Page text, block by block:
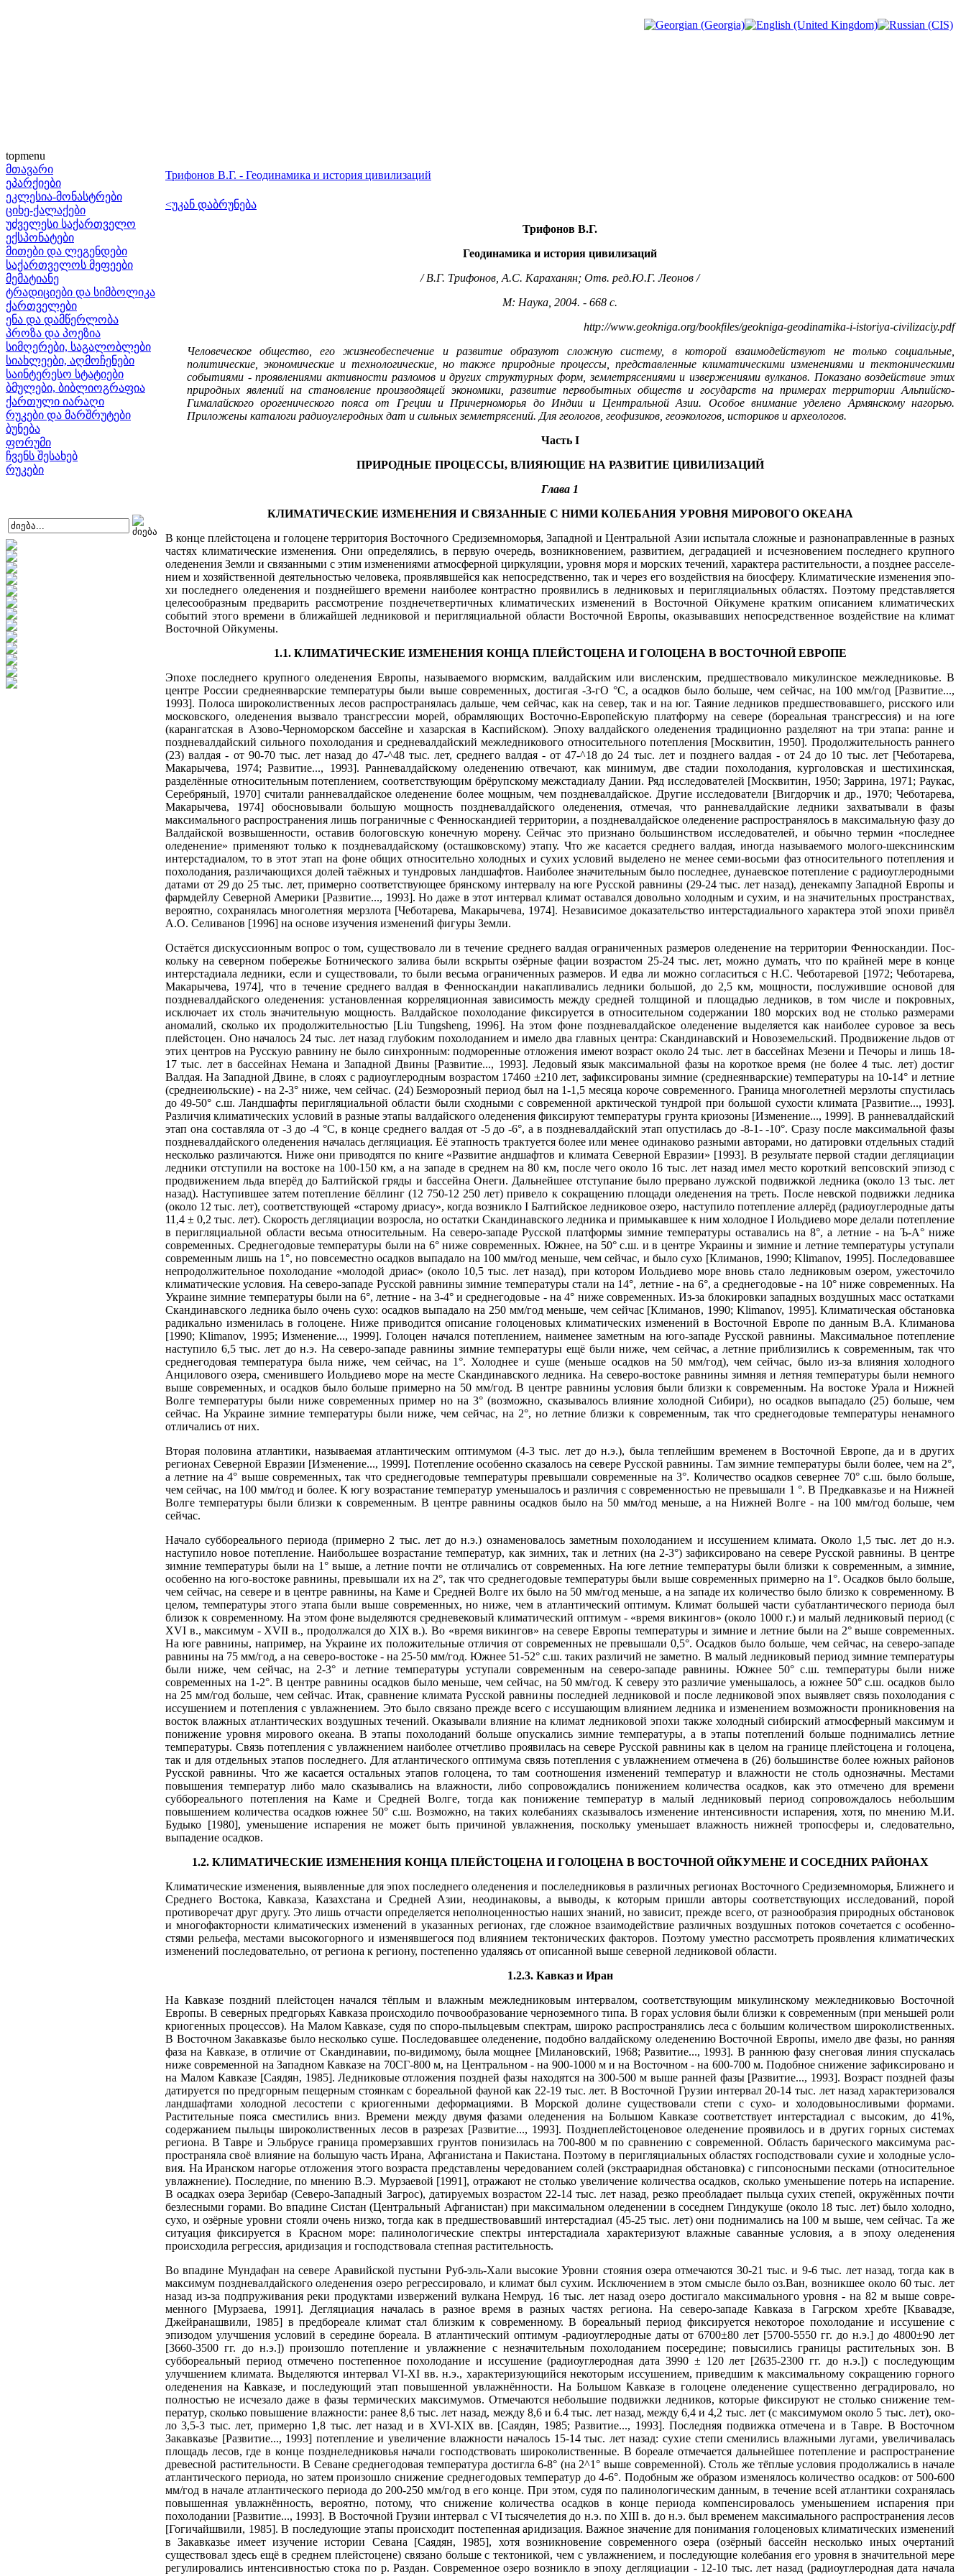
topmenu
მთავარი
ეპარქიები
ეკლესია-მონასტრები
ციხე-ქალაქები
უძველესი საქართველო
ექსპონატები
მითები და ლეგენდები
საქართველოს მეფეები
მემატიანე
ტრადიციები და სიმბოლიკა
ქართველები
ენა და დამწერლობა
პროზა და პოეზია
სიმღერები, საგალობლები
სიახლეები, აღმოჩენები
საინტერესო სტატიები
ბმულები, ბიბლიოგრაფია
ქართული იარაღი
რუკები და მარშრუტები
ბუნება
ფორუმი
ჩვენს შესახებ
რუკები
Трифонов В.Г. - Геодинамика и история цивилизаций
<უკან დაბრუნება
Трифонов В.Г.
Геодинамика и история цивилизаций
/ В.Г. Трифонов, А.С. Караханян; Отв. ред.Ю.Г. Леонов /
М: Наука, 2004. - 668 с.
http://www.geokniga.org/bookfiles/geokniga-geodinamika-i-istoriya-civilizaciy.pdf
Человеческое общество, его жизнеобеспечение и развитие образуют сложную систему, в которой взаимодействуют не только социальные,
политические, экономические и технологические, но также природные процессы, представленные климатическими изменениями и тектоническими
событиями - проявлениями активности разломов и других структурных форм, землетрясениями и извержениями вул­канов. Показано воздействие этих
природных явлений на становление производящей экономики, разви­тие первобытных обществ и государств на примерах территории Альпийско-
Гималайского орогенического пояса от Греции и Причерноморья до Индии и Центральной Азии. Особое внимание уделено Ар­мянскому нагорью.
Приложены каталоги радиоуглеродных дат и сильных землетрясений. Для геологов, геофизиков, геоэкологов, историков и археологов.
Часть I
ПРИРОДНЫЕ ПРОЦЕССЫ, ВЛИЯЮЩИЕ НА РАЗВИТИЕ ЦИВИЛИЗАЦИЙ
Глава 1
КЛИМАТИЧЕСКИЕ ИЗМЕНЕНИЯ И СВЯЗАННЫЕ С НИМИ КОЛЕБАНИЯ УРОВНЯ МИРОВОГО ОКЕАНА
В конце плейстоцена и голоцене территория Восточного Средиземноморья, Западной и Центральной Азии испытала сложные и разнонаправленные в раз­ных
частях климатические изменения. Они определялись, в первую очередь, возникновением, развитием, деградацией и исчезновением последнего крупного
оледенения Земли и связанными с этим изменениями атмосферной циркуляции, уровня моря и морских течений, характера растительности, а позднее расселе­
нием и хозяйственной деятельностью человека, проявлявшейся как непосредст­венно, так и через его воздействия на биосферу. Климатические изменения эпо­
хи последнего оледенения и позднейшего времени наиболее контрастно прояви­лись в ледниковых и перигляциальных областях. Поэтому представляется
целе­сообразным предварить рассмотрение позднечетвертичных климатических из­менений в Восточной Ойкумене кратким описанием климатических
событий этого времени в ближайшей ледниковой и перигляциальной области Восточной Европы, оказывавших непосредственное воздействие на климат
Восточной Ой­кумены.
1.1. КЛИМАТИЧЕСКИЕ ИЗМЕНЕНИЯ КОНЦА ПЛЕЙСТОЦЕНА И ГОЛОЦЕНА В ВОСТОЧНОЙ ЕВРОПЕ
Эпохе последнего крупного оледенения Европы, называемого вюрмским, валдайским или висленским, предшествовало микулинское межледни­ковье. В
центре России среднеянварские температуры были выше современ­ных, достигая -3-гО °С, а осадков было больше, чем сейчас, на 100 мм/год [Развитие...,
1993]. Полоса широколиственных лесов распространялась дальше, чем сейчас, как на север, так и на юг. Таяние ледников предшествовав­шего, рисского или
московского, оледенения вызвало трансгрессии морей, обрамляющих Восточно-Европейскую платформу на севере (бореальная трансгрессия) и на юге
(карангатская в Азово-Черноморском бассейне и ха­зарская в Каспийском). Эпоху валдайского оледенения традиционно разделяют на три этапа: ранне и
поздневалдайский сильного похолодания и средневалдайский межледниково­го относительного потепления [Москвитин, 1950]. Продолжительность раннего
(23) валдая - от 90-70 тыс. лет назад до 47-^48 тыс. лет, среднего валдая - от 47-^18 до 24 тыс. лет и позднего валдая - от 24 до 10 тыс. лет [Чеботарева,
Макарычева, 1974; Развитие..., 1993]. Ранневалдайскому оледенению отвечают, как мини­мум, две стадии похолодания, курголовская и шестихинская,
разделённые относительным потеплением, соответствующим брёрупскому межстадиалу Дании. Ряд исследователей [Москвитин, 1950; Заррина, 1971; Раукас,
Серебряный, 1970] считали ранневалдайское оледенение более мощным, чем поздневалдай­ское. Другие исследователи [Вигдорчик и др., 1970; Чеботарева,
Макарычева, 1974] обосновывали большую мощность поздневалдайского оледенения, отме­чая, что ранневалдайские ледники захватывали в фазы
максимального распро­странения лишь пограничные с Фенноскандией территории, а поздневалдайское оледенение распространялось в максимальную фазу до
Валдайской возвышенности, оставив бологовскую конечную морену. Сейчас это признано большин­ством исследователей, и обычно термин «последнее
оледенение» применяют только к поздневалдайскому (осташковскому) этапу. Что же касается среднего валдая, иногда называемого молого-шекснинским
интерстадиалом, то в этот этап на фоне общих относительно холодных и сухих условий выделено не менее семи-восьми фаз относительного потеп­ления и
похолодания, различающихся долей таёжных и тундровых ландшаф­тов. Наиболее значительным было последнее, дунаевское потепление с ра­диоуглеродными
датами от 29 до 25 тыс. лет, примерно соответствующее брянскому интервалу на юге Русской равнины (29-24 тыс. лет назад), денекампу Западной Европы и
фармдейлу Северной Америки [Развитие..., 1993]. Но даже в этот интервал климат оставался довольно холодным и сухим, и на значительных пространствах,
вероятно, сохранялась многолетняя мерзлота [Чеботарева, Макарычева, 1974]. Независимое доказательство интерстади­ального характера этой эпохи привёл
А.О. Селиванов [1996] на основе изуче­ния изменений фигуры Земли.
Остаётся дискуссионным вопрос о том, существовало ли в течение среднего валдая ограниченных размеров оледенение на территории Фенноскандии. Пос­
кольку на северном побережье Ботнического залива были вскрыты озёрные фации возрастом 25-24 тыс. лет, можно думать, что по крайней мере в конце
интерстадиала ледники, если и существовали, то были весьма ограниченных раз­меров. И едва ли можно согласиться с Н.С. Чеботаревой [1972; Чеботарева,
Ма­карычева, 1974], что в течение среднего валдая в Фенноскандии накапливались ледники большой, до 2,5 км, мощности, послужившие основой для
поздневалдайского оледенения: установленная корреляционная зависимость между сред­ней толщиной и площадью ледников, в том числе и покровных,
исключает их столь значительную мощность. Валдайское похолодание фиксируется в относительном содержании 180 морских вод не столько размерами
аномалий, сколько их продолжительностью [Liu Tungsheng, 1996]. На этом фоне поздневалдайское оледенение выделяется как наиболее суровое за весь
плейстоцен. Оно началось 24 тыс. лет назад глу­боким похолоданием и имело два главных центра: Скандинавский и Новоземельский. Продвижение льдов от
этих центров на Русскую равнину не было синхронным: подморенные отложения имеют возраст около 24 тыс. лет в бассейнах Мезени и Печоры и лишь 18-
17 тыс. лет в бассейнах Немана и Западной Двины [Развитие..., 1993]. Ледовый язык максимальной фазы на короткое вре­мя (не более 4 тыс. лет) достиг
Валдая. На Западной Двине, в слоях с радиоуг­леродным возрастом 17460 ±210 лет, зафиксированы зимние (среднеянварские) температуры на 10-14° и летние
(среднеиюльские) - на 2-3° ниже, чем сейчас. (24) Безморозный период был на 1-1,5 месяца короче современного. Граница мно­голетней мерзлоты спустилась
до 49-50° с.ш. Ландшафты перигляциальной об­ласти были сходными с современной арктической тундрой при большой сухости климата [Развитие..., 1993].
Различия климатических условий в разные этапы валдайского оледенения фиксируют температуры грунта криозоны [Изменение..., 1999]. В ранневалдай­ский
этап она составляла от -3 до -4 °С, в конце среднего валдая от -5 до -6°, а в поздневалдайский этап опустилась до -8-1- -10°. Сразу после максимальной фазы
поздневалдайского оледенения началась дегляциация. Её этапность трактуется более или менее одинаково разными ав­торами, но датировки отдельных стадий
несколько различаются. Ниже они при­водятся по книге «Развитие андшафтов и климата Северной Евразии» [1993]. В результате первой стадии дегляциации
ледники отступили на востоке на 100-150 км, а на западе в среднем на 80 км, после чего около 16 тыс. лет назад имел место короткий вепсовский эпизод с
продвижением льда вперёд до Бал­тийской гряды и бассейна Онеги. Дальнейшее отступание было прервано лужской подвижкой ледника (около 13 тыс. лет
назад). Наступившее затем потеп­ление бёллинг (12 750-12 250 лет) привело к сокращению площади оледенения на треть. После невской подвижки ледника
(около 12 тыс. лет), соответствую­щей «старому дриасу», когда возникло I Балтийское ледниковое озеро, наступи­ло потепление аллерёд (радиоуглеродные даты
11,4 ± 0,2 тыс. лет). Скорость дегляциации возросла, но остатки Скандинавского ледника и примыкавшее к ним холодное I Иольдиево море делали потепление
в перигляциальной области весьма относительным. На северо-западе Русской платформы зимние темпера­туры оставались на 8°, а летние - на Ъ-А° ниже
современных. Среднегодовые температуры были на 6° ниже современных. Южнее, на 50° с.ш. и в центре Украины и зимние и летние температуры уступали
современным лишь на 1°, но повсеместно осадков выпадало на 100 мм/год меньше, чем сейчас, и было сухо [Климанов, 1990; Klimanov, 1995]. Последовавшее
непродолжительное похоло­дание «молодой дриас» (около 10,5 тыс. лет назад), при котором Иольдиево мо­ре вновь стало ледниковым озером, ужесточило
климатические условия. На се­веро-западе Русской равнины зимние температуры стали на 14°, летние - на 6°, а среднегодовые - на 10° ниже современных. На
Украине зимние температуры были на 6°, летние - на 3-4° и среднегодовые - на 4° ниже современных. Из-за блокировки западных воздушных масс остатками
Скандинавского ледника бы­ло очень сухо: осадков выпадало на 250 мм/год меньше, чем сейчас [Климанов, 1990; Klimanov, 1995]. Климатическая обстановка
радикально изменилась в голоцене. Ниже при­водится описание голоценовых климатических изменений в Восточной Европе по данным В.А. Климанова
[1990; Klimanov, 1995; Изменение..., 1999]. Голоцен начался потеплением, наименее заметным на юго-западе Русской равнины. Максимальное потепление
наступило 6,5 тыс. лет до н.э. На северо-за­паде равнины зимние температуры ещё были ниже, чем сейчас, а летние приблизились к современным, так что
среднегодовая температура была ниже, чем сейчас, на 1°. Холоднее и суше (меньше осадков на 50 мм/год), чем сейчас, бы­ло из-за влияния холодного
Анцилового озера, сменившего Иольдиево море на месте Скандинавского ледника. На северо-востоке равнины зимняя и летняя температуры были немного
выше современных, и осадков было больше при­мерно на 50 мм/год. В центре равнины условия были близки к современным. На востоке Урала и Нижней
Волге температуры были ниже современных пример­ но на 3° (возможно, сказывалось влияние холодной Сибири), но осадков выпадало­ (25) больше, чем
сейчас. На Украине зимние температуры были ниже, чем сей­час, на 2°, но летние близки к современным, так что среднегодовые температу­ры ненамного
отличались от них.
Вторая половина атлантики, называемая атлантическим оптимумом (4-3 тыс. лет до н.э.), была теплейшим временем в Восточной Европе, да и в других
регионах Северной Евразии [Изменение..., 1999]. Потепление особенно сказалось на севере Русской равнины. Там зимние температуры были более, чем на 2°,
а летние на 4° выше современных, так что среднегодовые температу­ры превышали современные на 3°. Количество осадков севернее 70° с.ш. было больше,
чем сейчас, на 100 мм/год и более. К югу возрастание температур уменьшалось и различия с современностью не превышали 1 °. В Предкавказье и на Нижней
Волге температуры были близки к современным. В центре равнины осадков было на 50 мм/год меньше, а на Нижней Волге - на 100 мм/год больше, чем
сейчас.
Начало суббореального периода (примерно 2 тыс. лет до н.э.) ознаменова­лось заметным похолоданием и иссушением климата. Около 1,5 тыс. лет до н.э.
наступило новое потепление. Наибольшее возрастание температур, как зимних, так и летних (на 2-3°) зафиксировано на севере Русской равнины. В центре
зим­ние температуры были на 1° выше, а летние почти не отличались от современ­ных. На юге летние температуры были близки к современным, а зимние,
осо­бенно на юго-востоке равнины, превышали их на 2°, так что среднегодовые температуры были выше современных примерно на 1°. Осадков было больше,
чем сейчас, на севере и в центре равнины, на Каме и Средней Волге их было на 50 мм/год меньше, а на западе их количество было близко к современному. В
целом, температуры этого этапа были выше современных, но ниже, чем в атлантический оптимум. Климат большей части субатлантического периода был
близок к современ­ному. На этом фоне выделяются средневековый климатический оптимум - «время викингов» (около 1000 г.) и малый ледниковый период (с
XVI в., макси­мум - XVII в., продолжался до XIX в.). Во «время викингов» на севере Европы температуры и зимние и летние были на 2° выше современных.
На юге равни­ны, например, на Украине их положительные отличия от современных не пре­вышали 0,5°. Осадков было больше, чем сейчас, на северо-западе
равнины на 75 мм/год, а на северо-востоке - на 25-50 мм/год. Южнее 51-52° с.ш. таких раз­личий не заметно. В малый ледниковый период зимние температуры
были ни­же, чем сейчас, на 2-3° и летние температуры уступали современным на северо-западе равнины. Южнее 50° с.ш. температуры были ниже
современных на 1-2°. В центре равнины осадков было меньше, чем сейчас, на 50 мм/год. К северу это различие уменьшалось, а южнее 50° с.ш. осадков было
на 25 мм/год больше, чем сейчас. Итак, сравнение климата Русской равнины последней ледниковой и после­ ледниковой эпох выявляет связь похолодания с
иссушением и потепления с ув­лажнением. Это было связано прежде всего с иссушающим влиянием ледника и изменением возможности проникновения на
восток влажных атлантических воздушных течений. Оказывали влияние на климат ледниковой эпохи также хо­лодный сибирский атмосферный максимум и
понижение уровня мирового оке­ана. В этапы похолоданий больше опускались зимние температуры, а в этапы потеплений больше поднимались летние
температуры. Связь потепления с ув­лажнением наиболее отчетливо проявилась на севере Русской равнины как в це­лом на границе плейстоцена и голоцена,
так и для отдельных этапов последне­го. Для атлантического оптимума связь потепления с увлажнением отмечена в (26) большинстве более южных районов
Русской равнины. Что же касается осталь­ных этапов голоцена, то там соотношения изменений температур и влажности не столь однозначны. Местами
повышения температур либо мало сказывались на влажности, либо сопровождались понижением количества осадков, как это отмечено для времени
суббореального потепления на Каме и Средней Волге, тогда как понижение температур в малый ледниковый период сопровождалось небольшим
повышением количества осадков южнее 50° с.ш. Возможно, на та­ких колебаниях сказывалось изменение интенсивности испарения, хотя, по мне­нию М.И.
Будыко [1980], уменьшение испарения не может быть причиной ув­лажнения, поскольку уменьшает влажность нижней тропосферы и, следова­тельно,
выпадение осадков.
1.2. КЛИМАТИЧЕСКИЕ ИЗМЕНЕНИЯ КОНЦА ПЛЕЙСТОЦЕНА И ГОЛОЦЕНА В ВОСТОЧНОЙ ОЙКУМЕНЕ И СОСЕДНИХ РАЙОНАХ
Климатические изменения, выявленные для эпох последнего оледенения и послеледниковья в различных регионах Восточного Средиземноморья, Ближ­него и
Среднего Востока, Кавказа, Казахстана и Средней Азии, неодинаковы, а выводы, к которым пришли авторы соответствующих исследований, порой
противоречат друг другу. Это лишь отчасти определяется неполноценностью на­ших знаний, но зависит, прежде всего, от разнообразия природных обстановок
и многофакторности климатических изменений в указанных регионах, где сложное взаимодействие различных воздушных потоков сочетается с особенно­
стями рельефа, местами высокогорного и изменявшегося под влиянием текто­нических факторов. Поэтому уместно рассмотреть проявления климатических
изменений последовательно, от региона к региону, постепенно удаляясь от опи­санной выше северной ледниковой области.
1.2.3. Кавказ и Иран
На Кавказе поздний плейстоцен начался тёплым и влажным межледнико­вым интервалом, соответствующим микулинскому межледниковью Восточной
Европы. В северных предгорьях Кавказа происходило почвообразование чер­ноземного типа. В горах условия были близки к современным (при меньшей ро­ли
криогенных процессов). На Малом Кавказе, судя по споро-пыльцевым спек­трам, широко распространялись леса с большим количеством широколиствен­ных.
В Восточном Закавказье было несколько суше. Последовавшее оледенение, подобно валдайскому оледенению Восточной Европы, имело две фазы, но ранняя
фаза на Кавказе, в отличие от Скандина­вии, по-видимому, была мощнее [Милановский, 1968; Развитие..., 1993]. В ран­нюю фазу снеговая линия спускалась
ниже современной на Западном Кавказе на 70СГ-800 м, на Центральном - на 900-1000 м и на Восточном - на 600-700 м. Подобное снижение зафиксировано и
на Малом Кавказе [Саядян, 1985]. Ледни­ковые отложения поздней фазы находятся на 300-500 м выше ранней фазы [Развитие..., 1993]. Возраст поздней фазы
датируется по предгорным пещерным стоянкам с бореальной фауной как 22-19 тыс. лет. В Восточной Грузии интер­вал 20-14 тыс. лет назад характеризовался
ландшафтами холодной лесостепи с криогенными деформациями. В Морской долине существовали степи с сухо- и холодовыносливыми формами.
Растительные пояса сместились вниз. Времени между двумя фазами оледенения на Большом Кавказе соответствует интерстадиал с высоким, до 41%,
содержанием пыльцы широколиственных лесов в раз­резах [Развитие..., 1993]. Позднеплейстоценовое оледенение проявилось и в других горных системах
региона. В Тавре и Эльбрусе граница промерзавших грунтов понизилась на 700-800 м по сравнению с современной. Область барического максимума рас­
пространяла своё влияние на большую часть Ирана, Афганистана и Пакистана. Поэтому в перигляциальных областях господствовали сухие и холодные усло­
вия. На Иранском нагорье отложения этого возраста представлены чередовани­ем солей (экстрааридная обстановка) с гипсоносными песками (относительное
увлажнение). Последние, по мнению В.Э. Мурзаевой [1991], отражают не столь­ко увеличение количества осадков, сколько уменьшение потерь на испарение.
В осадках озера Зерибар (Северо-Западный Загрос), датируемых возрастом 22-14 тыс. лет назад, резко преобладает пыльца сухих степей, окружённых поч­ти
безлесными горами. Во впадине Систан (Центральный Афганистан) при максимальном оледенении в соседнем Гиндукуше (около 18 тыс. лет) было хо­лодно,
сухо, и озёрные уровни стояли очень низко, тогда как в предшествовав­ший интерстадиал (45-25 тыс. лет) они поднимались на 100 м выше, чем сейчас. Та же
ситуация фиксируется в Красном море: палинологические спектры интерстадиала характеризуют влажные саванные условия, а в эпоху оледенения
происходила регрессия, аридизация и господствовала степная растительность.
Во впадине Мундафан на севере Аравийской пустыни Руб-эль-Хали высокие Уровни стояния озера отмечаются 30-21 тыс. и 9-6 тыс. лет назад, тогда как в
максимум поздневалдайского оледенения озеро регрессировало, и климат был сухим. Исключением в этом смысле было оз.Ван, возникшее около 60 тыс. лет
назад из-за подпруживания реки продуктами извержений вулкана Немруд. 16 тыс. лет назад озеро достигало максимального уровня - на 82 м выше совре­
менного [Мурзаева, 1991]. Дегляциация началась в разное время в разных частях региона. На северо-западе Кавказа в Гагрском хребте [Квавадзе,
Джейранашвили, 1985] в предбореале климат стал близким к современному. В бореальный период фиксирует­ся некоторое похолодание и иссушение с
эпизодом улучшения условий в середи­не бореала. В атлантический оптимум -радиоуглеродные даты от 6700±80 лет [5700-5550 гг. до н.э.] до 4800±90 лет
[3660-3500 гг. до н.э.]) произошло потеп­ление и увлажнение с незначительным похолоданием посередине; повысились границы растительных зон. В
суббореальный период отмечено постепенное по­холодание и иссушение (радиоуглеродная дата 3990 ± 120 лет [2635-2300 гг. до н.э.]) с последующим
улучшением климата. Выделяются интервал VI-XI вв. н.э., характеризующийся некоторым иссушением, приведшим к максимальному сокращению горного
оледенения на Кавказе, и последующий этап повышенной увлажнённости. На Большом Кавказе в голоцене оледенение существенно деградировало, но
полностью не исчезало даже в фазы термических максимумов. Отмечаются небольшие подвижки ледников, которые фиксируют не столько снижение тем­
ператур, сколько повышение влажности: ранее 8,6 тыс. лет назад, между 8,6 и 6.4 тыс. лет назад, между 6,4 и 4,2 тыс. лет (с максимумом около 5 тыс. лет), око­
ло 3,5-3 тыс. лет, примерно 1,8 тыс. лет назад и в XVI-XIX вв. [Саядян, 1985; Развитие..., 1993]. Последняя подвижка отмечена и в Тавре. В Восточном
Закавказье [Развитие..., 1993] потепление и увеличение влаж­ности началось 15-14 тыс. лет назад: сухие степи сменились влажными лугами, увеличивалась
площадь лесов, где в конце позднеледниковья начали господ­ствовать широколиственные. В бореале отмечается дальнейшее потепление и распространение
древесной растительности. В Севане среднегодовая температура достигла 6-8° (на 2^1° выше современной). Столь же тёплые условия продолжались в начале
атлантического периода, но затем произошло снижение среднегодовых температур до 4-6°. Подобным же образом изменялось количе­ство осадков: от 500-600
мм/год в начале атлантического периода до 200-250 мм/год в его конце. При этом, судя по палинологическим данным, в те­чение всей атлантики сохранялась
повышенная увлажнённость, вероятно, пото­му, что снижение количества осадков в конце периода компенсировалось умень­шением испарения при
похолодании [Развитие..., 1993]. В Восточной Грузии ин­тервал с VI тысячелетия до н.э. по XIII в. до н.э. был временем максимального распространения лесов
[Гогичайшвили, 1985]. В последующие этапы происхо­дит постепенная аридизация. Важное значение для понимания голоценовых климатических изменений
в Закавказье имеет изучение истории Севана [Саядян, 1985], хотя возникновение современного озера (озёрный бассейн несколько иных очертаний
существовал здесь ещё в среднем плейстоцене) связано больше с тектоникой, чем с увлажне­нием, и последующие колебания его уровня в значительной мере
регулирова­лись интенсивностью стока по р. Раздан. Современное озеро возникло в эпоху дегляциации - 12-10 тыс. лет назад (радиоуглеродная дата начала